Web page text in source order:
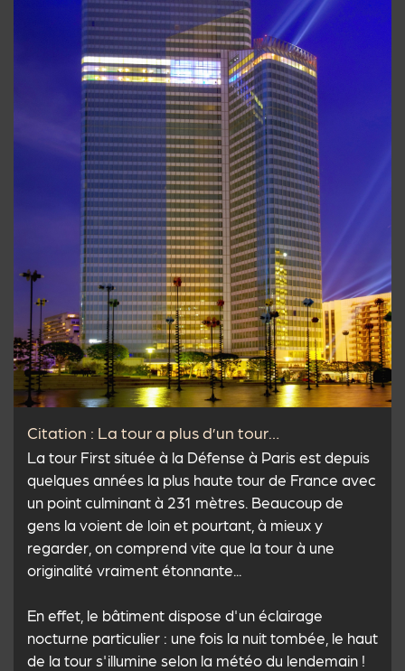
Citation : La tour a plus d’un tour…
La tour First située à la Défense à Paris est depuis
quelques années la plus haute tour de France avec
un point culminant à 231 mètres. Beaucoup de
gens la voient de loin et pourtant, à mieux y
regarder, on comprend vite que la tour à une
originalité vraiment étonnante...
En effet, le bâtiment dispose d'un éclairage
nocturne particulier : une fois la nuit tombée, le haut
de la tour s'illumine selon la météo du lendemain !